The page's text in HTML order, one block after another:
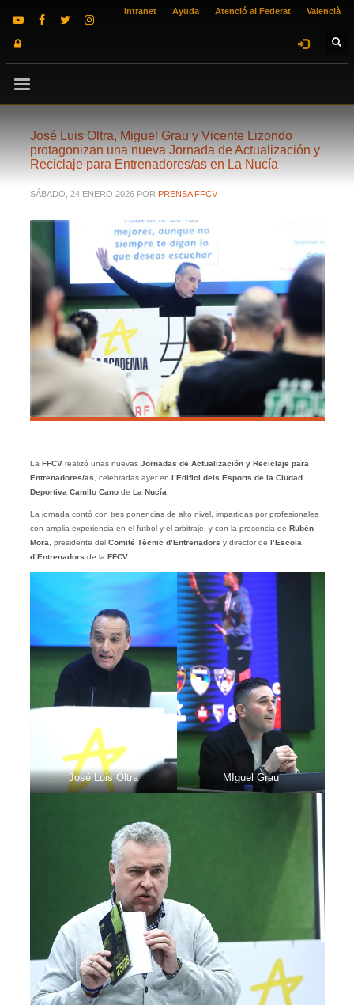
Intranet Ayuda Atenció al Federat Valencià
José Luis Oltra, Miguel Grau y Vicente Lizondo
protagonizan una nueva Jornada de Actualización y
Reciclaje para Entrenadores/as en La Nucía
SÁBADO, 24 ENERO 2026 POR PRENSA FFCV
La FFCVrealizó unas nuevas Jornadas de Actualización y Reciclaje para
Entrenadores/as , celebradas ayer en l’Edifici dels Esports de la Ciudad
Deportiva Camilo Cano de La Nucía
La jornada contó con tres ponencias de alto nivel, impartidas por profesionales
con amplia experiencia en el fútbol y el arbitraje, y con la presencia de Rubén
Mora , presidente del Comité Tècnic d’Entrenadors y director de l’Escola
d’Entrenadors de la FFCV.
José Luis Oltra MIguel Grau